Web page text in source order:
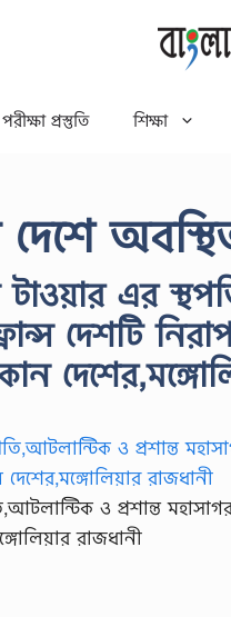
পরীক্ষা প্রস্তুতি শিক্ষা
এর
দেশটি
ও প্রশান্ত
রাজধানী